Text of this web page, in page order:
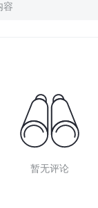
暂无评论